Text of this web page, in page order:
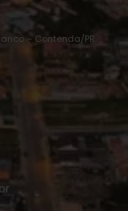
– Contenda/PR.